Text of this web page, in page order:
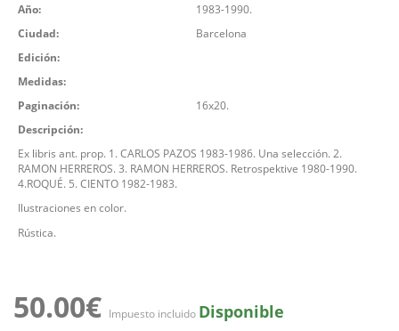
Año:
1983-1990.
Ciudad:
Barcelona
Edición:
Medidas:
Paginación:
16x20.
Descripción:
Ex libris ant. prop. 1. CARLOS PAZOS 1983-1986. Una selección. 2.
RAMON HERREROS. 3. RAMON HERREROS. Retrospektive 1980-1990.
4.ROQUÉ. 5. CIENTO 1982-1983.
Ilustraciones en color.
Rústica.
50.00€ Impuesto incluido Disponible